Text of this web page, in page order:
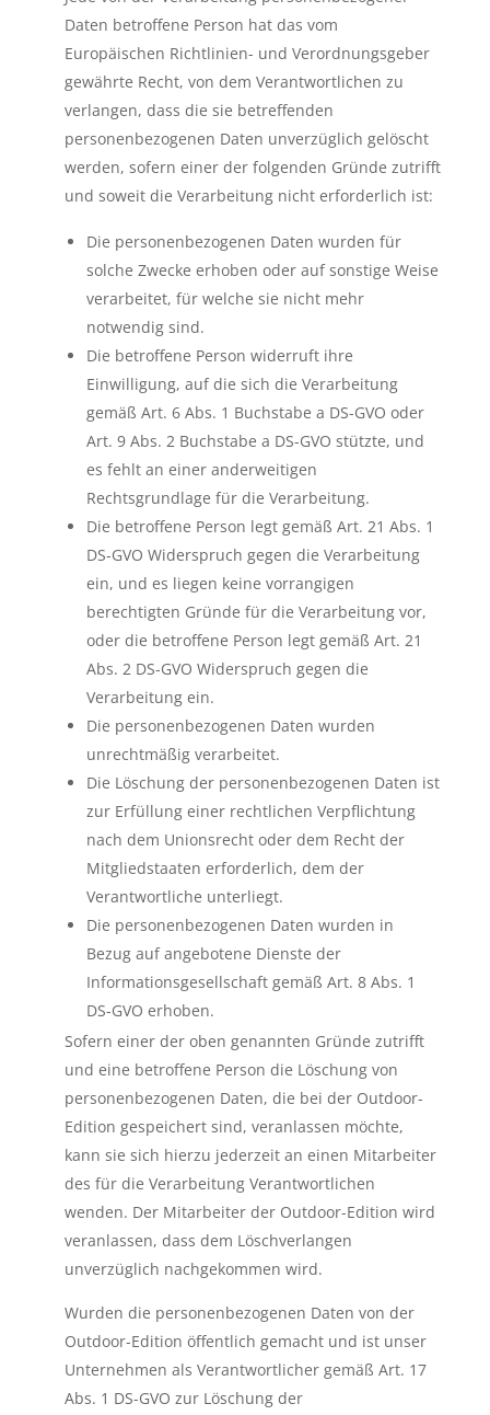
Daten betroffene Person hat das vom
Europäischen Richtlinien- und Verordnungsgeber
gewährte Recht, von dem Verantwortlichen zu
verlangen, dass die sie betreffenden
personenbezogenen Daten unverzüglich gelöscht
werden, sofern einer der folgenden Gründe zutrifft
und soweit die Verarbeitung nicht erforderlich ist:
Die personenbezogenen Daten wurden für
solche Zwecke erhoben oder auf sonstige Weise
verarbeitet, für welche sie nicht mehr
notwendig sind.
Die betroffene Person widerruft ihre
Einwilligung, auf die sich die Verarbeitung
gemäß Art. 6 Abs. 1 Buchstabe a DS-GVO oder
Art. 9 Abs. 2 Buchstabe a DS-GVO stützte, und
es fehlt an einer anderweitigen
Rechtsgrundlage für die Verarbeitung.
Die betroffene Person legt gemäß Art. 21 Abs. 1
DS-GVO Widerspruch gegen die Verarbeitung
ein, und es liegen keine vorrangigen
berechtigten Gründe für die Verarbeitung vor,
oder die betroffene Person legt gemäß Art. 21
Abs. 2 DS-GVO Widerspruch gegen die
Verarbeitung ein.
Die personenbezogenen Daten wurden
unrechtmäßig verarbeitet.
Die Löschung der personenbezogenen Daten ist
zur Erfüllung einer rechtlichen Verpflichtung
nach dem Unionsrecht oder dem Recht der
Mitgliedstaaten erforderlich, dem der
Verantwortliche unterliegt.
Die personenbezogenen Daten wurden in
Bezug auf angebotene Dienste der
Informationsgesellschaft gemäß Art. 8 Abs. 1
DS-GVO erhoben.
Sofern einer der oben genannten Gründe zutrifft
und eine betroffene Person die Löschung von
personenbezogenen Daten, die bei der Outdoor-
Edition gespeichert sind, veranlassen möchte,
kann sie sich hierzu jederzeit an einen Mitarbeiter
des für die Verarbeitung Verantwortlichen
wenden. Der Mitarbeiter der Outdoor-Edition wird
veranlassen, dass dem Löschverlangen
unverzüglich nachgekommen wird.
Wurden die personenbezogenen Daten von der
Outdoor-Edition öffentlich gemacht und ist unser
Unternehmen als Verantwortlicher gemäß Art. 17
Abs. 1 DS-GVO zur Löschung der